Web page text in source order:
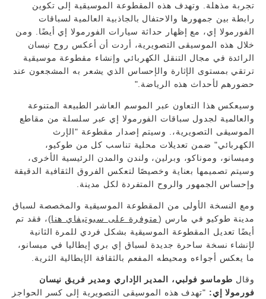
تجربة مذهلة. وتهدف هذه المقطوعة الموسيقية إلى تكوين
رابطة بين جمهورها والاحتفال بالجاذبية العالمية لسباقات
الفورمولا إي، مع إظهار حداثة سيارات الفورمولا إي أيضًا. ومن
خلال هذه الموسيقى التصويرية، أردت أن أعكس روح نيسان
الرائدة في مجال التنقل الكهربائي وإنشاء مقطوعة موسيقية
ترتقي بمستوى الإثارة والإحساس الذي يشعر به المشجعون عند
حضورهم لأحداث هذه الرياضة."
وسيعكس هذا التعاون عبر الموسم العاشر الطبيعة المتنوعة
والعالمية لجدول سباقات الفورمولا إي عبر سلسلة من مقاطع
الموسيقى التصويرية،. وسيتم إصدار مقطوعة "الإرث
الكهربائي" ضمن تعديلات محلية تناسب كل من طوكيو،
وميسانو، وموناكو، وبرلين، ولندن والمدن الرئيسية الأخرى،
وسيتم تصميمها بعناية وخصيصًا لتعكس الفروق الثقافية الدقيقة
وإحساس الجمهور والروح المتفردة لكل مدينة.
ومع النسخة الأولى من المقطوعة الموسيقية والمخصصة لسباق
مدينة طوكيو في مارس (متوفرة على سبوتيفاي هنا)، فقد تم
أيضًا تعديل المقطوعة الموسيقية بشكل فردي للمرة الثانية
لإنشاء نسخة ساحرة جديدة لسباق إي بري إيطاليا في ميسانو،
ما يعكس أجواءه ومحيطه المفعم بالثقافة الإيطالية الثرية.
وقال طوماسو فولبي، المدير الإداري ومدير فريق نيسان
فورمولا إي: "تهدف هذه الموسيقى التصويرية إلى كسر الحواجز